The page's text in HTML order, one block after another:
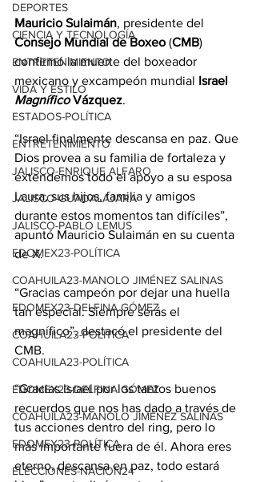
DEPORTES
CIENCIA Y TECNOLOGÍA
ENTRETENIMIENTO
VIDA Y ESTILO
ESTADOS-POLÍTICA
ENTRETENIMIENTO
JALISCO-ENRIQUE ALFARO
JALISCO-GUADALAJARA
JALISCO-PABLO LEMUS
EDOMEX23-POLÍTICA
COAHUILA23-MANOLO JIMÉNEZ SALINAS
EDOMEX23-DELFINA GÓMEZ
COAHUILA23-POLÍTICA
COAHUILA23-POLÍTICA
EDOMEX23-DELFINA GÓMEZ
COAHUILA23-MANOLO JIMÉNEZ SALINAS
EDOMEX23-POLÍTICA
ELECCIONES-NACION24
Mauricio Sulaimán, presidente del
Consejo Mundial de Boxeo (CMB)
confirmó la muerte del boxeador
mexicano y excampeón mundial Israel
Magnífico Vázquez.
“Israel finalmente descansa en paz. Que
Dios provea a su familia de fortaleza y
extendemos todo el apoyo a su esposa
Laura, sus hijos, familia y amigos
durante estos momentos tan difíciles”,
apuntó Mauricio Sulaimán en su cuenta
de X.
“Gracias campeón por dejar una huella
tan especial. Siempre serás el
magnífico”, destacó el presidente del
CMB.
“Gracias Israel por los tantos buenos
recuerdos que nos has dado a través de
tus acciones dentro del ring, pero lo
más importante fuera de él. Ahora eres
eterno, descansa en paz, todo estará